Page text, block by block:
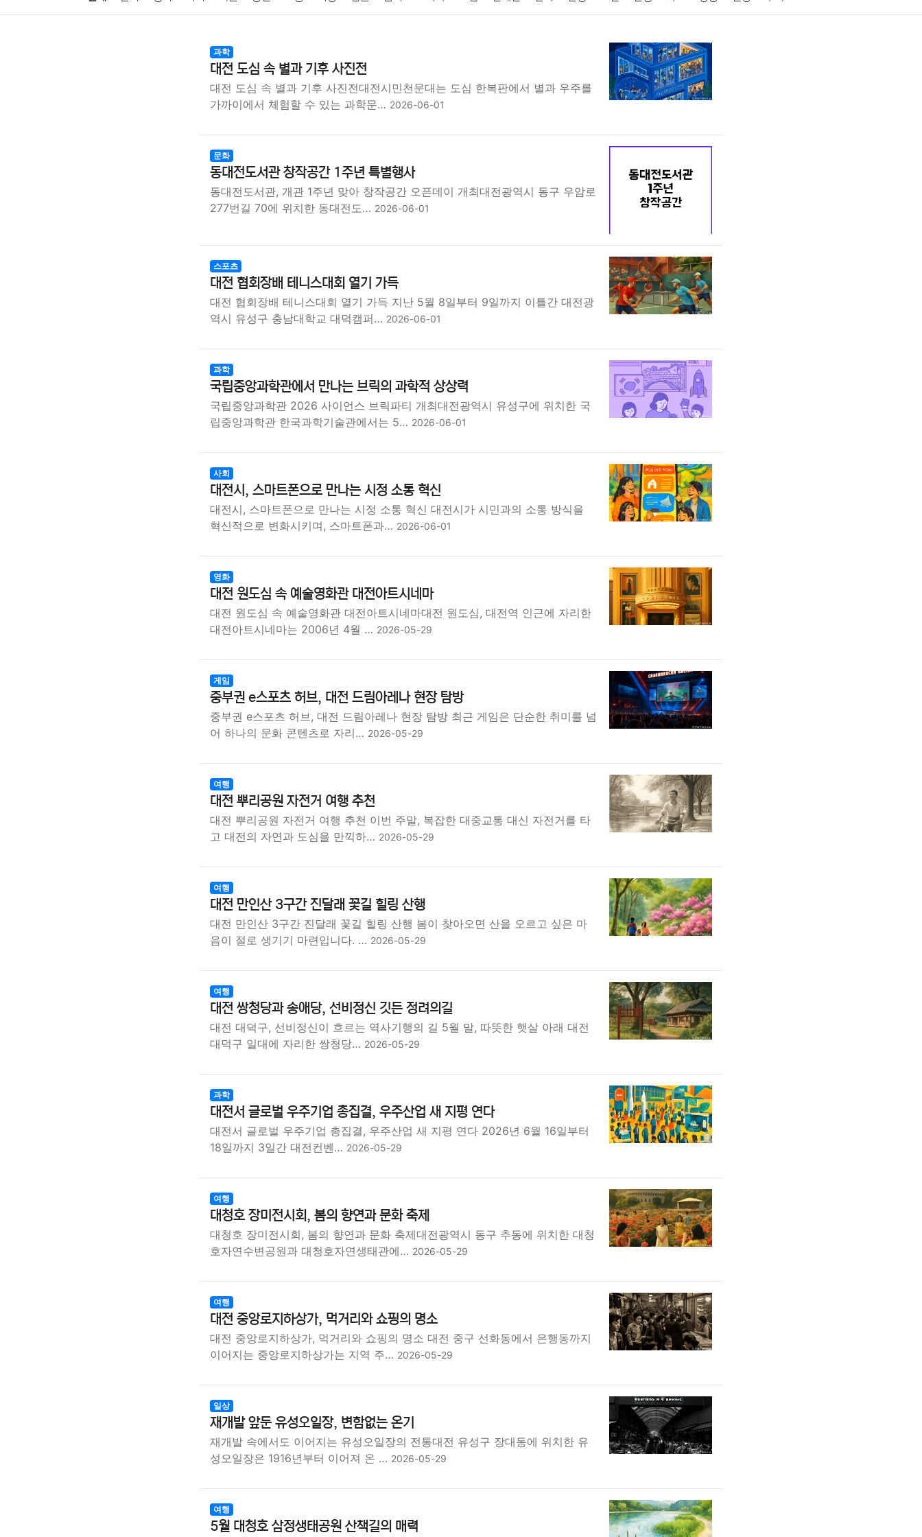
기술 종교 사회 정치 건강 교육 교통 생활
과학
대전 도심 속 별과 기후 사진전
대전 도심 속 별과 기후 사진전대전시민천문대는 도심 한복판에서 별과 우주를
가까이에서 체험할 수 있는 과학문… 2026-06-01
문화
동대전도서관 창작공간 1주년 특별행사
동대전도서관, 개관 1주년 맞아 창작공간 오픈데이 개최대전광역시 동구 우암로
277번길 70에 위치한 동대전도… 2026-06-01
스포츠
대전 협회장배 테니스대회 열기 가득
대전 협회장배 테니스대회 열기 가득 지난 5월 8일부터 9일까지 이틀간 대전광
역시 유성구 충남대학교 대덕캠퍼… 2026-06-01
과학
국립중앙과학관에서 만나는 브릭의 과학적 상상력
국립중앙과학관 2026 사이언스 브릭파티 개최대전광역시 유성구에 위치한 국
립중앙과학관 한국과학기술관에서는 5… 2026-06-01
사회
대전시, 스마트폰으로 만나는 시정 소통 혁신
대전시, 스마트폰으로 만나는 시정 소통 혁신 대전시가 시민과의 소통 방식을
혁신적으로 변화시키며, 스마트폰과… 2026-06-01
영화
대전 원도심 속 예술영화관 대전아트시네마
대전 원도심 속 예술영화관 대전아트시네마대전 원도심, 대전역 인근에 자리한
대전아트시네마는 2006년 4월 … 2026-05-29
게임
중부권 e스포츠 허브, 대전 드림아레나 현장 탐방
중부권 e스포츠 허브, 대전 드림아레나 현장 탐방 최근 게임은 단순한 취미를 넘
어 하나의 문화 콘텐츠로 자리… 2026-05-29
여행
대전 뿌리공원 자전거 여행 추천
대전 뿌리공원 자전거 여행 추천 이번 주말, 복잡한 대중교통 대신 자전거를 타
고 대전의 자연과 도심을 만끽하… 2026-05-29
여행
대전 만인산 3구간 진달래 꽃길 힐링 산행
대전 만인산 3구간 진달래 꽃길 힐링 산행 봄이 찾아오면 산을 오르고 싶은 마
음이 절로 생기기 마련입니다. … 2026-05-29
여행
대전 쌍청당과 송애당, 선비정신 깃든 정려의길
대전 대덕구, 선비정신이 흐르는 역사기행의 길 5월 말, 따뜻한 햇살 아래 대전
대덕구 일대에 자리한 쌍청당… 2026-05-29
과학
대전서 글로벌 우주기업 총집결, 우주산업 새 지평 연다
대전서 글로벌 우주기업 총집결, 우주산업 새 지평 연다 2026년 6월 16일부터
18일까지 3일간 대전컨벤… 2026-05-29
여행
대청호 장미전시회, 봄의 향연과 문화 축제
대청호 장미전시회, 봄의 향연과 문화 축제대전광역시 동구 추동에 위치한 대청
호자연수변공원과 대청호자연생태관에… 2026-05-29
여행
대전 중앙로지하상가, 먹거리와 쇼핑의 명소
대전 중앙로지하상가, 먹거리와 쇼핑의 명소 대전 중구 선화동에서 은행동까지
이어지는 중앙로지하상가는 지역 주… 2026-05-29
일상
재개발 앞둔 유성오일장, 변함없는 온기
재개발 속에서도 이어지는 유성오일장의 전통대전 유성구 장대동에 위치한 유
성오일장은 1916년부터 이어져 온 … 2026-05-29
여행
5월 대청호 삼정생태공원 산책길의 매력